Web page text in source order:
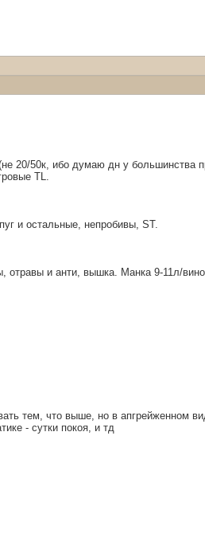
20/50к, ибо думаю дн у большинства
TL.
и остальные, непробивы, ST.
отравы и анти, вышка. Манка 9-11л/
тем, что выше, но в апгрейженном
- сутки покоя, и тд